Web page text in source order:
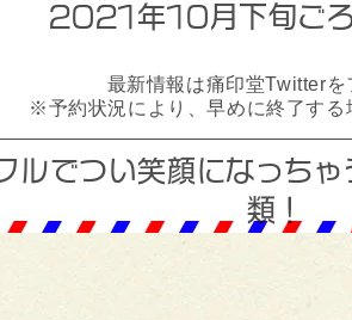
2021年10月下旬ご
最新情報は痛印堂Twitterを
※予約状況により、早めに終了する
ルでつい笑顔になっちゃ
類！